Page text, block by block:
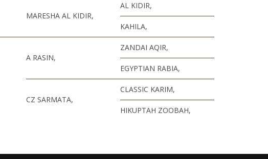
MARESHA AL KIDIR,
AL KIDIR,
KAHILA,
A RASIN,
ZANDAI AQIR,
EGYPTIAN RABIA,
CZ SARMATA,
CLASSIC KARIM,
HIKUPTAH ZOOBAH,